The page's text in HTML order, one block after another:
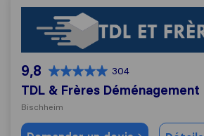
TDL & Frères Déménagement
9,8 304
TDL & Frères Déménagement
Bischheim